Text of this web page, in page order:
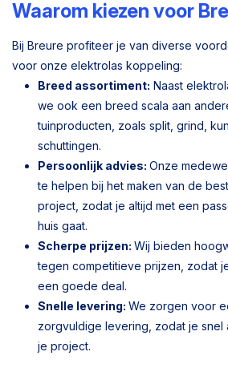
Waarom kiezen voor
Bij Breure profiteer je van diverse
voor onze elektrolas koppeling:
Breed assortiment: Naast
we ook een breed scala aan
tuinproducten, zoals split, grind,
schuttingen.
Persoonlijk advies: Onze
te helpen bij het maken van de
project, zodat je altijd met een
huis gaat.
Scherpe prijzen: Wij bieden
tegen competitieve prijzen, zodat
een goede deal.
Snelle levering: We zorgen voor
zorgvuldige levering, zodat je snel
je project.